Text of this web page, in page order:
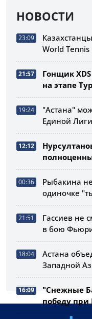
НОВОСТИ
23:09
World
21:57
Гонщик
на этапе
19:24
"Астана"
Единой
12:12
00:36
Рыбакина
одиночке
21:51
Гассиев не
в бою
18:04
Астана
Западной
16:09
"Снежные
победу при